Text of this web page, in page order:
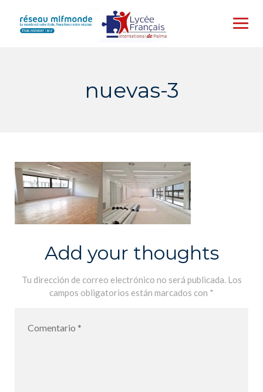
content
nuevas-3
Add your thoughts
Tu dirección de correo electrónico no será publicada. Los
campos obligatorios están marcados con *